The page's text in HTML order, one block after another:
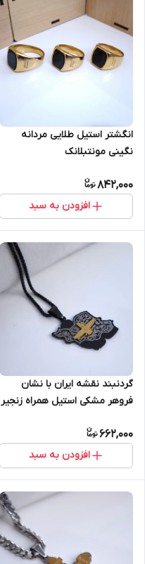
انگشتر استیل طلایی مردانه
نگینی مونتبلانک
842,000
افزودن به سبد
گردنبند نقشه ایران با نشان
فروهر مشکی استیل همراه زنجیر
662,000
افزودن به سبد